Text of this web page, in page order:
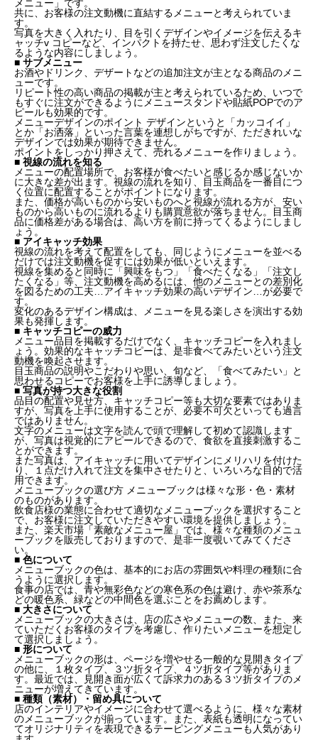
メニュー」です。
共に、お客様の注文動機に直結するメニューと考えられていま
す。
写真を大きく入れたり、目を引くデザインやイメージを伝えるキ
ャッチv コピーなど、インパクトを持たせ、思わず注文したくな
るような内容にしましょう。
■ サブメニュー
お酒やドリンク、デザートなどの追加注文が主となる商品のメニ
ューです。
リピート性の高い商品の掲載が主と考えられているため、いつで
もすぐに注文ができるようにメニュースタンドや貼紙POPでのア
ピールも効果的です。
メニューデザインのポイント デザインというと「カッコイイ」
とか「お洒落」といった言葉を連想しがちですが、ただきれいな
デザインでは効果が期待できません。
ポイントをしっかり押さえて、売れるメニューを作りましょう。
■ 視線の流れを知る
メニューの配置場所で、お客様が食べたいと感じるか感じないか
に大きな差が出ます。視線の流れを知り、目玉商品を一番目につ
く位置に配置することがポイントになります。
また、価格が高いものから安いものへと視線が流れる方が、安い
ものから高いものに流れるよりも購買意欲が落ちません。目玉商
品に価格差がある場合は、高い方を前に持ってくるようにしまし
ょう。
■ アイキャッチ効果
視線の流れを考えて配置をしても、同じようにメニューを並べる
だけでは注文動機を促すには効果が低いといえます。
視線を集めると同時に「興味をもつ」「食べたくなる」「注文し
たくなる」等、注文動機を高めるには、他のメニューとの差別化
を図るための工夫…アイキャッチ効果の高いデザイン…が必要で
す。
変化のあるデザイン構成は、メニューを見る楽しさを演出する効
果も発揮します。
■ キャッチコピーの威力
メニュー品目を掲載するだけでなく、キャッチコピーを入れまし
ょう。効果的なキャッチコピーは、是非食べてみたいという注文
動機を喚起させます。
目玉商品の説明やこだわりや思い、旬など、「食べてみたい」と
思わせるコピーでお客様を上手に誘導しましょう。
■ 写真が持つ大きな役割
品目の配置や見せ方、キャッチコピー等も大切な要素ではありま
すが、写真を上手に使用することが、必要不可欠といっても過言
ではありません。
文字のメニューは文字を読んで頭で理解して初めて認識します
が、写真は視覚的にアピールできるので、食欲を直接刺激するこ
とができます。
また写真は、アイキャッチに用いてデザインにメリハリを付けた
り、１点だけ入れて注文を集中させたりと、いろいろな目的で活
用できます。
メニューブックの選び方 メニューブックは様々な形・色・素材
のものがあります。
飲食店様の業態に合わせて適切なメニューブックを選択すること
で、お客様に注文していただきやすい環境を提供しましょう。
また、楽天市場「素敵なメニュー屋」では、様々な種類のメニュ
ーブックを販売しておりますので、是非一度覗いてみてくださ
い。
■ 色について
メニューブックの色は、基本的にお店の雰囲気や料理の種類に合
うように選択します。
食事の店では、青や無彩色などの寒色系の色は避け、赤や茶系な
どの暖色系、緑などの中間色を選ぶことをお薦めします。
■ 大きさについて
メニューブックの大きさは、店の広さやメニューの数、また、来
ていただくお客様のタイプを考慮し、作りたいメニューを想定し
て選択しましょう。
■ 形について
メニューブックの形は、ページを増やせる一般的な見開きタイプ
の他に、１枚タイプ、３ツ折タイプ、４ツ折タイプ等がありま
す。最近では、見開き面が広くて訴求力のある３ツ折タイプのメ
ニューが増えてきています。
■ 種類（素材）・留め具について
店のインテリアやイメージに合わせて選べるように、様々な素材
のメニューブックが揃っています。また、表紙も透明になってい
てオリジナリティを表現できるテーピングメニューも人気があり